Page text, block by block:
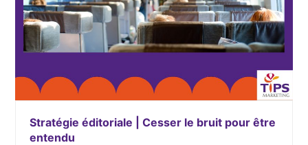
Stratégie éditoriale | Cesser le bruit pour être
entendu